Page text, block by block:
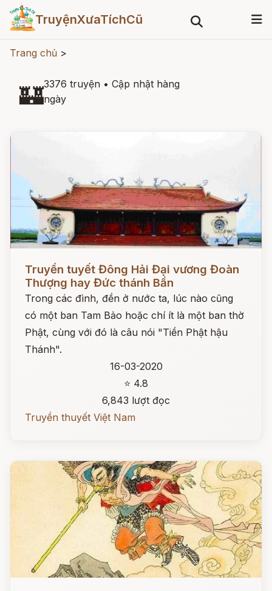
TruyệnXưaTíchCũ
Trang chủ >
🏰3376 truyện • Cập nhật hàng
ngày
Đọc ngay
Truyền tuyết Đông Hải Đại vương Đoàn
Thượng hay Đức thánh Bần
Trong các đình, đền ở nước ta, lúc nào cũng
có một ban Tam Bảo hoặc chí ít là một ban thờ
Phật, cùng với đó là câu nói "Tiền Phật hậu
Thánh".
16-03-2020
⭐ 4.8
6,843 lượt đọc
Truyền thuyết Việt Nam